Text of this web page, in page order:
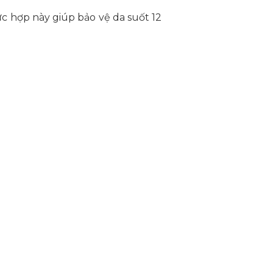
hợp này giúp bảo vệ da suốt 12